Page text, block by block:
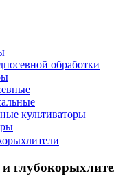
обработки
культиваторы